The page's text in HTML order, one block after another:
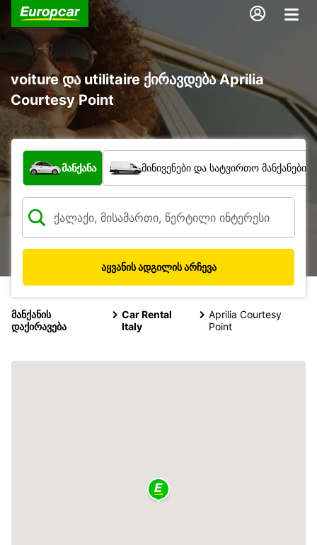
voiture და utilitaire ქირავდება Aprilia
Courtesy Point
რა ტიპის ავტომობილი?
მანქანა მინივენები და სატვირთო მანქანები
აყვანის ადგილის არჩევა
მანქანის
დაქირავება
Car Rental
Italy
Aprilia Courtesy
Point